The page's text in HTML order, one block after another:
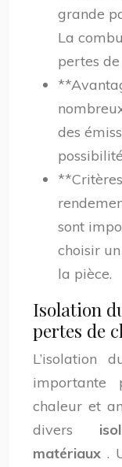
grande
La
pertes
des
sont
choisir
la pièce.
Isolation
pertes de
L’isolation
chaleur et
divers
matériaux .